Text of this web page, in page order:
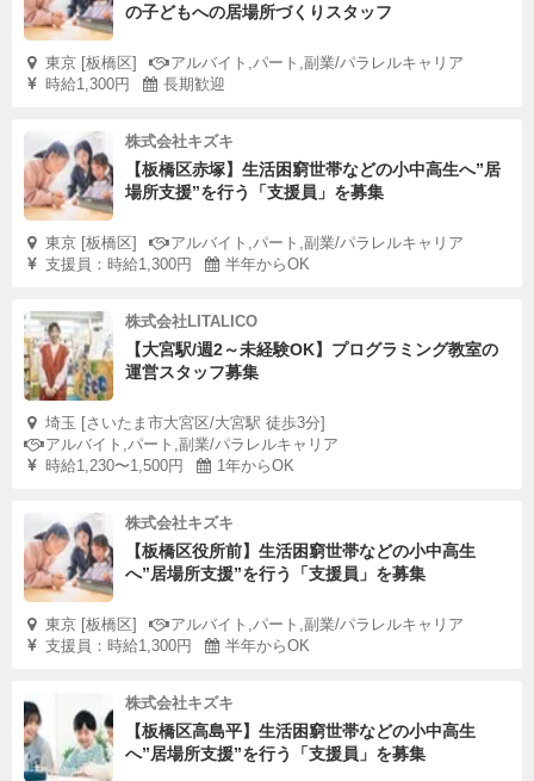
の子どもへの居場所づくりスタッフ
東京 [板橋区]
アルバイト,パート,副業/パラレルキャリア
時給1,300円
長期歓迎
株式会社キズキ
【板橋区赤塚】生活困窮世帯などの小中高生へ”居
場所支援”を行う「支援員」を募集
東京 [板橋区]
アルバイト,パート,副業/パラレルキャリア
支援員：時給1,300円
半年からOK
株式会社LITALICO
【大宮駅/週2～未経験OK】プログラミング教室の
運営スタッフ募集
埼玉 [さいたま市大宮区/大宮駅 徒歩3分]
アルバイト,パート,副業/パラレルキャリア
時給1,230〜1,500円
1年からOK
株式会社キズキ
【板橋区役所前】生活困窮世帯などの小中高生
へ”居場所支援”を行う「支援員」を募集
東京 [板橋区]
アルバイト,パート,副業/パラレルキャリア
支援員：時給1,300円
半年からOK
株式会社キズキ
【板橋区高島平】生活困窮世帯などの小中高生
へ”居場所支援”を行う「支援員」を募集